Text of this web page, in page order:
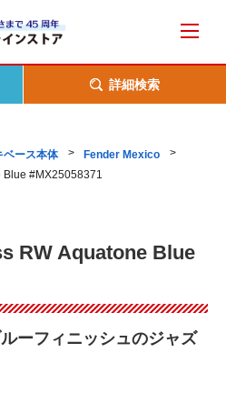
詳細検索
ベース本体
Fender Mexico
Blue #MX25058371
RW Aquatone Blue
ーフィニッシュのジャズ